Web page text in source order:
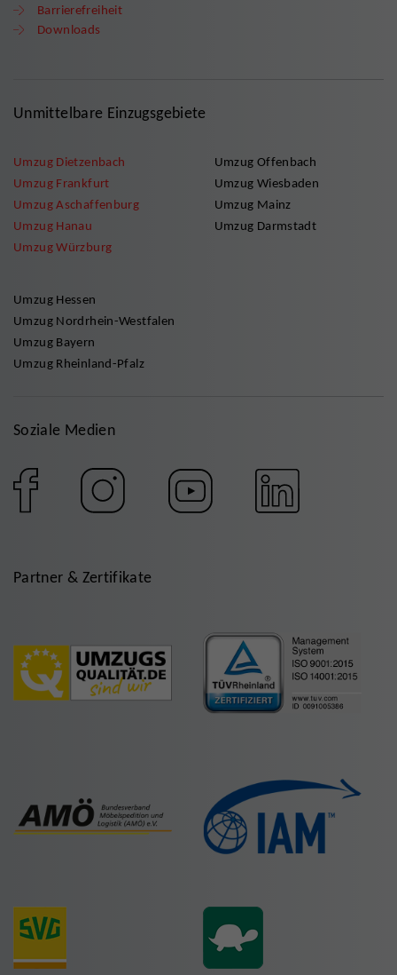
Barrierefreiheit
Downloads
Unmittelbare Einzugsgebiete
Umzug Dietzenbach
Umzug Frankfurt
Umzug Aschaffenburg
Umzug Hanau
Umzug Würzburg
Umzug Offenbach
Umzug Wiesbaden
Umzug Mainz
Umzug Darmstadt
Umzug Hessen
Umzug Nordrhein-Westfalen
Umzug Bayern
Umzug Rheinland-Pfalz
Soziale Medien
Partner & Zertifikate